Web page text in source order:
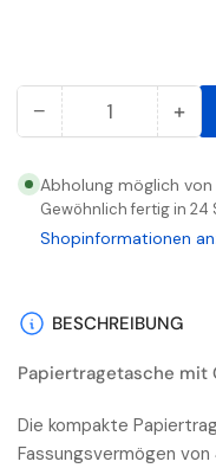
− Menge
für
mit
l,
500
Anzahl +
für
mit
l,
Abholung möglich von
Gewöhnlich fertig in 24
Shopinformationen
BESCHREIBUNG
Papiertragetasche mit
Die kompakte
Fassungsvermögen von